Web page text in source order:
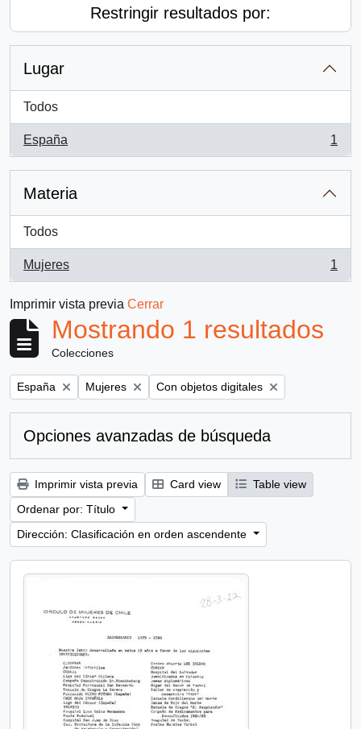
Restringir resultados por:
Lugar
Todos
España
, 1 resultados
1
Materia
Todos
Mujeres
, 1 resultados
1
Imprimir vista previa Cerrar
Mostrando 1 resultados
Colecciones
Remove filter:
España Remove filter:
Mujeres Remove filter:
Con objetos digitales
Opciones avanzadas de búsqueda
Imprimir vista previa Card view
Table view
Ordenar por: Título
Dirección: Clasificación en orden ascendente